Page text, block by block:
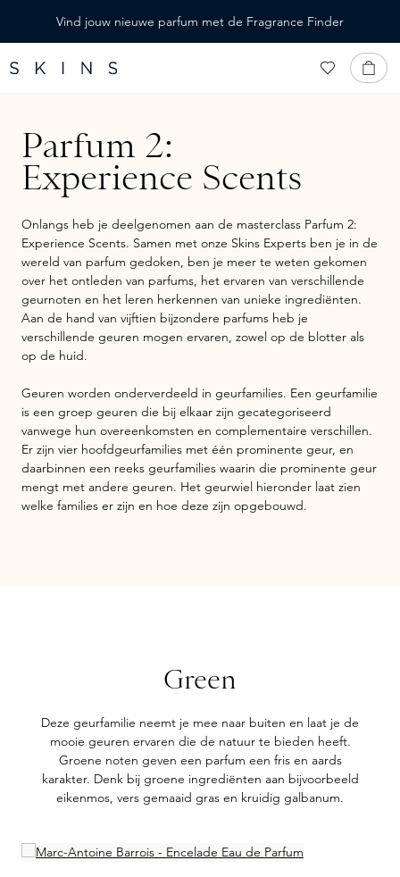
Vind jouw nieuwe parfum met de Fragrance Finder
Parfum 2:
Experience Scents
Onlangs heb je deelgenomen aan de masterclass Parfum 2:
Experience Scents. Samen met onze Skins Experts ben je in de
wereld van parfum gedoken, ben je meer te weten gekomen
over het ontleden van parfums, het ervaren van verschillende
geurnoten en het leren herkennen van unieke ingrediënten.
Aan de hand van vijftien bijzondere parfums heb je
verschillende geuren mogen ervaren, zowel op de blotter als
op de huid.
Geuren worden onderverdeeld in geurfamilies. Een geurfamilie
is een groep geuren die bij elkaar zijn gecategoriseerd
vanwege hun overeenkomsten en complementaire verschillen.
Er zijn vier hoofdgeurfamilies met één prominente geur, en
daarbinnen een reeks geurfamilies waarin die prominente geur
mengt met andere geuren. Het geurwiel hieronder laat zien
welke families er zijn en hoe deze zijn opgebouwd.
Green
Deze geurfamilie neemt je mee naar buiten en laat je de
mooie geuren ervaren die de natuur te bieden heeft.
Groene noten geven een parfum een fris en aards
karakter. Denk bij groene ingrediënten aan bijvoorbeeld
eikenmos, vers gemaaid gras en kruidig galbanum.
Skip product gallery